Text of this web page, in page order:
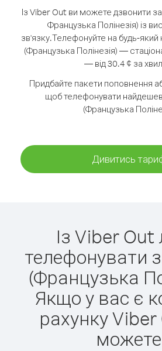
Із Viber Out ви можете дзвонити
Французька Полінезія) із
зв'язку.Телефонуйте на будь-
(Французька Полінезія) —
— від 30.4 ¢ за
Придбайте пакети поповнення
щоб телефонувати
(Французька
Дивитись
Із Viber Out
телефонувати
(Французька
Якщо у вас є
рахунку